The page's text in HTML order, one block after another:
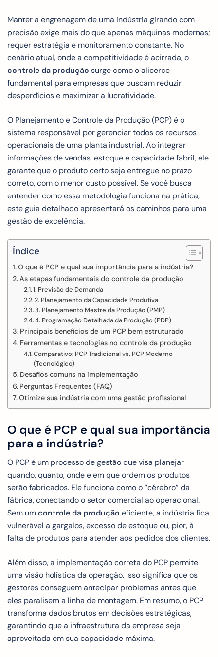
Manter a engrenagem de uma indústria girando com
precisão exige mais do que apenas máquinas modernas;
requer estratégia e monitoramento constante. No
cenário atual, onde a competitividade é acirrada, o
controle da produção surge como o alicerce
fundamental para empresas que buscam reduzir
desperdícios e maximizar a lucratividade.
O Planejamento e Controle da Produção (PCP) é o
sistema responsável por gerenciar todos os recursos
operacionais de uma planta industrial. Ao integrar
informações de vendas, estoque e capacidade fabril, ele
garante que o produto certo seja entregue no prazo
correto, com o menor custo possível. Se você busca
entender como essa metodologia funciona na prática,
este guia detalhado apresentará os caminhos para uma
gestão de excelência.
Índice
O que é PCP e qual sua importância para a indústria?
As etapas fundamentais do controle da produção
1. Previsão de Demanda
2. Planejamento da Capacidade Produtiva
3. Planejamento Mestre da Produção (PMP)
4. Programação Detalhada da Produção (PDP)
Principais benefícios de um PCP bem estruturado
Ferramentas e tecnologias no controle da produção
Comparativo: PCP Tradicional vs. PCP Moderno
(Tecnológico)
Desafios comuns na implementação
Perguntas Frequentes (FAQ)
Otimize sua indústria com uma gestão profissional
O que é PCP e qual sua importância
para a indústria?
O PCP é um processo de gestão que visa planejar
quando, quanto, onde e em que ordem os produtos
serão fabricados. Ele funciona como o “cérebro” da
fábrica, conectando o setor comercial ao operacional.
Sem umcontrole da produção eficiente, a indústria fica
vulnerável a gargalos, excesso de estoque ou, pior, à
falta de produtos para atender aos pedidos dos clientes.
Além disso, a implementação correta do PCP permite
uma visão holística da operação. Isso significa que os
gestores conseguem antecipar problemas antes que
eles paralisem a linha de montagem. Em resumo, o PCP
transforma dados brutos em decisões estratégicas,
garantindo que a infraestrutura da empresa seja
aproveitada em sua capacidade máxima.